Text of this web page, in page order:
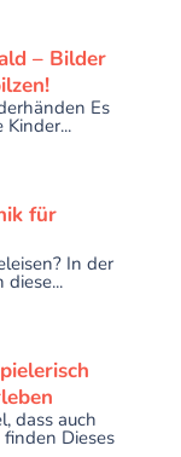
– Bilder
Es
Kinder...
für
In der
diese...
dass auch
Dieses